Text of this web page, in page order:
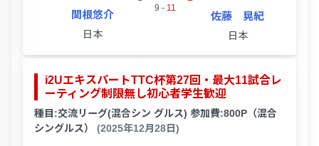
関根悠介
日本
9 - 11
佐藤 晃紀
日本
i2UエキスパートTTC杯第27回・最大11試合レ
ーティング制限無し初心者学生歓迎
種目:交流リーグ(混合シン グルス) 参加費:800P（混合
シングルス）
(2025年12月28日)